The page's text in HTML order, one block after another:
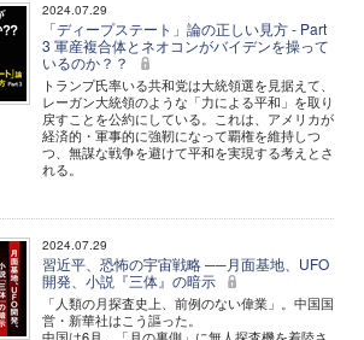
2024.07.29
「ディープステート」論の正しい見方 - Part
3 軍産複合体とネオコンがバイデンを操って
いるのか？？
トランプ氏率いる共和党は大統領選を見据えて、
レーガン大統領のような「力による平和」を取り
戻すことを公約にしている。これは、アメリカが
経済的・軍事的に強靭になって覇権を維持しつ
つ、無謀な戦争を避けて平和を実現する考えとさ
れる。
2024.07.29
習近平、恐怖の宇宙戦略 ──月面基地、UFO
開発、小説『三体』の暗示
「人類の月探査史上、前例のない偉業」。中国国
営・新華社はこう謳った。